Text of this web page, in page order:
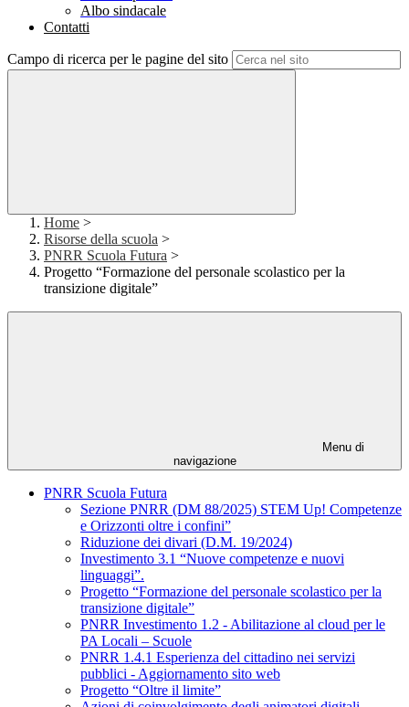
Albo sindacale
Contatti
Campo di ricerca per le pagine del sito
Home >
Risorse della scuola >
PNRR Scuola Futura >
Progetto “Formazione del personale scolastico per la
transizione digitale”
Menu di
navigazione
PNRR Scuola Futura
Sezione PNRR (DM 88/2025) STEM Up! Competenze
e Orizzonti oltre i confini”
Riduzione dei divari (D.M. 19/2024)
Investimento 3.1 “Nuove competenze e nuovi
linguaggi”.
Progetto “Formazione del personale scolastico per la
transizione digitale”
PNRR Investimento 1.2 - Abilitazione al cloud per le
PA Locali – Scuole
PNRR 1.4.1 Esperienza del cittadino nei servizi
pubblici - Aggiornamento sito web
Progetto “Oltre il limite”